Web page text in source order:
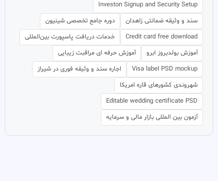
Investon Signup and Security Setup
سند و وثیقه ضمانتی زاهدان
دوره جامع تخصصی شینیون
Credit card free download
خدمات دریافت پاسپورت بین‌المللی
آموزش بولدبروز ابرو
آموزش حرفه ای مراقبت زیبایی
Visa label PSD mockup
اجاره سند و وثیقه فوری در شیراز
شهروندی کشورهای قاره امریکا
Editable wedding certificate PSD
آزمون بین المللی بازار مالی و سرمایه